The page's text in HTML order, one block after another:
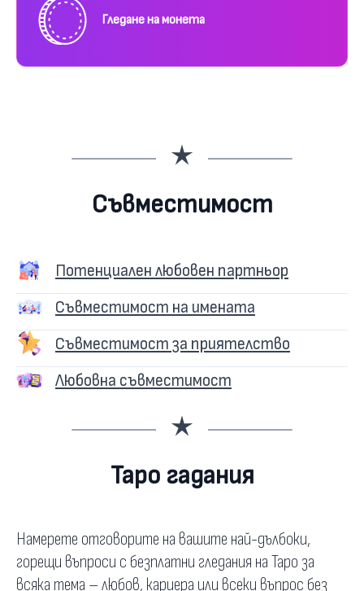
Гледане на монета
Съвместимост
Потенциален любовен партньор
Съвместимост на имената
Съвместимост за приятелство
Любовна съвместимост
Таро гадания
Намерете отговорите на вашите най-дълбоки,
горещи въпроси с безплатни гледания на Таро за
всяка тема – любов, кариера или всеки въпрос без